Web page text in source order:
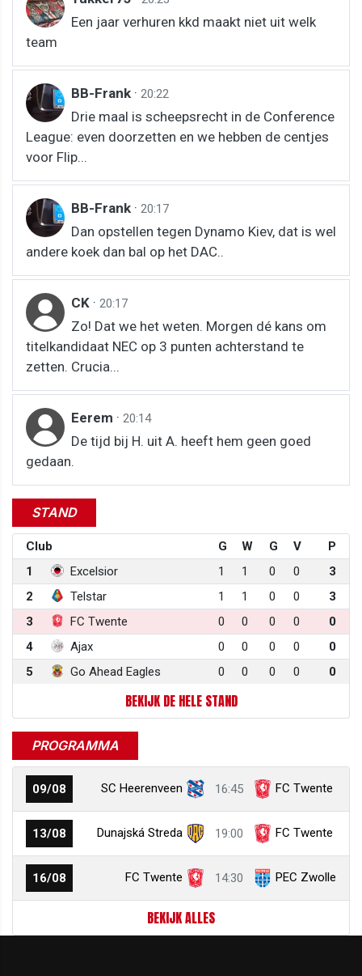
Een jaar verhuren kkd maakt niet uit welk
team
BB-Frank · 20:22
Drie maal is scheepsrecht in de Conference
League: even doorzetten en we hebben de centjes
voor Flip...
BB-Frank · 20:17
Dan opstellen tegen Dynamo Kiev, dat is wel
andere koek dan bal op het DAC..
CK · 20:17
Zo! Dat we het weten. Morgen dé kans om
titelkandidaat NEC op 3 punten achterstand te
zetten. Crucia...
Eerem · 20:14
De tijd bij H. uit A. heeft hem geen goed
gedaan.
STAND
Club G W G V
P
1
Excelsior 1 1 0 0
3
2
Telstar 1 1 0 0
3
3
FC Twente 0 0 0 0
0
4
Ajax 0 0 0 0
0
5
Go Ahead Eagles 0 0 0 0 0
BEKIJK DE HELE STAND
PROGRAMMA
09/08 SC Heerenveen 16:45 FC Twente
13/08 Dunajská Streda 19:00 FC Twente
16/08 FC Twente 14:30 PEC Zwolle
BEKIJK ALLES